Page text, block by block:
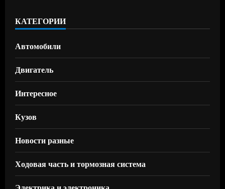
КАТЕГОРИИ
Автомобили
Двигатель
Интересное
Кузов
Новости разные
Ходовая часть и тормозная система